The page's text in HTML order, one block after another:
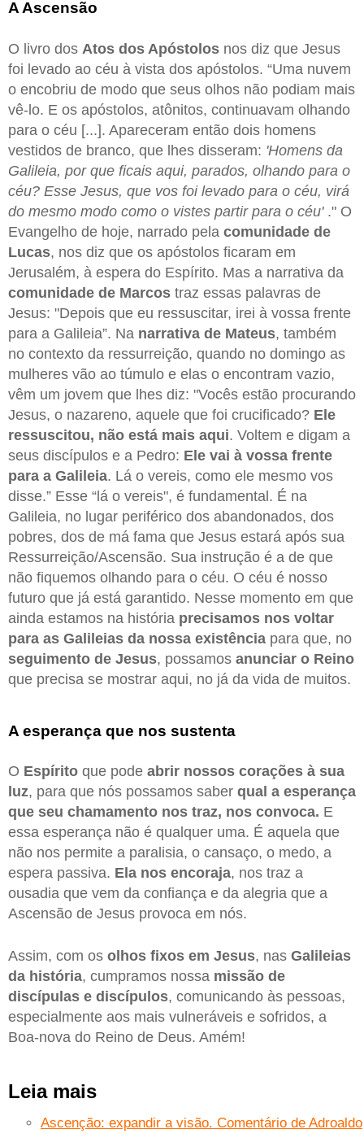
A Ascensão
O livro dos Atos dos Apóstolos nos diz que Jesus
foi levado ao céu à vista dos apóstolos. “Uma nuvem
o encobriu de modo que seus olhos não podiam mais
vê-lo. E os apóstolos, atônitos, continuavam olhando
para o céu [...]. Apareceram então dois homens
vestidos de branco, que lhes disseram: 'Homens da
Galileia, por que ficais aqui, parados, olhando para o
céu? Esse Jesus, que vos foi levado para o céu, virá
do mesmo modo como o vistes partir para o céu'." O
Evangelho de hoje, narrado pela comunidade de
Lucas, nos diz que os apóstolos ficaram em
Jerusalém, à espera do Espírito. Mas a narrativa da
comunidade de Marcos traz essas palavras de
Jesus: "Depois que eu ressuscitar, irei à vossa frente
para a Galileia”. Na narrativa de Mateus, também
no contexto da ressurreição, quando no domingo as
mulheres vão ao túmulo e elas o encontram vazio,
vêm um jovem que lhes diz: "Vocês estão procurando
Jesus, o nazareno, aquele que foi crucificado? Ele
ressuscitou, não está mais aqui. Voltem e digam a
seus discípulos e a Pedro: Ele vai à vossa frente
para a Galileia. Lá o vereis, como ele mesmo vos
disse.” Esse “lá o vereis", é fundamental. É na
Galileia, no lugar periférico dos abandonados, dos
pobres, dos de má fama que Jesus estará após sua
Ressurreição/Ascensão. Sua instrução é a de que
não fiquemos olhando para o céu. O céu é nosso
futuro que já está garantido. Nesse momento em que
ainda estamos na história precisamos nos voltar
para as Galileias da nossa existência para que, no
seguimento de Jesus, possamos anunciar o Reino
que precisa se mostrar aqui, no já da vida de muitos.
A esperança que nos sustenta
O Espírito que pode abrir nossos corações à sua
luz, para que nós possamos saber qual a esperança
que seu chamamento nos traz, nos convoca. E
essa esperança não é qualquer uma. É aquela que
não nos permite a paralisia, o cansaço, o medo, a
espera passiva. Ela nos encoraja, nos traz a
ousadia que vem da confiança e da alegria que a
Ascensão de Jesus provoca em nós.
Assim, com os olhos fixos em Jesus, nas Galileias
da história, cumpramos nossa missão de
discípulas e discípulos, comunicando às pessoas,
especialmente aos mais vulneráveis e sofridos, a
Boa-nova do Reino de Deus. Amém!
Leia mais
Ascenção: expandir a visão. Comentário de Adroaldo